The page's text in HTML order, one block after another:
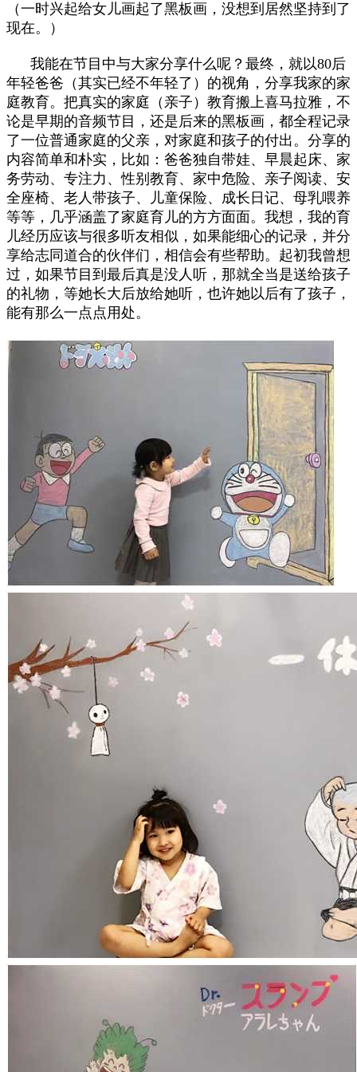
（一时兴起给女儿画起了黑板画，没想到居然坚持到了
现在。）
我能在节目中与大家分享什么呢？最终，就以80后
年轻爸爸（其实已经不年轻了）的视角，分享我家的家
庭教育。把真实的家庭（亲子）教育搬上喜马拉雅，不
论是早期的音频节目，还是后来的黑板画，都全程记录
了一位普通家庭的父亲，对家庭和孩子的付出。分享的
内容简单和朴实，比如：爸爸独自带娃、早晨起床、家
务劳动、专注力、性别教育、家中危险、亲子阅读、安
全座椅、老人带孩子、儿童保险、成长日记、母乳喂养
等等，几乎涵盖了家庭育儿的方方面面。我想，我的育
儿经历应该与很多听友相似，如果能细心的记录，并分
享给志同道合的伙伴们，相信会有些帮助。起初我曾想
过，如果节目到最后真是没人听，那就全当是送给孩子
的礼物，等她长大后放给她听，也许她以后有了孩子，
能有那么一点点用处。